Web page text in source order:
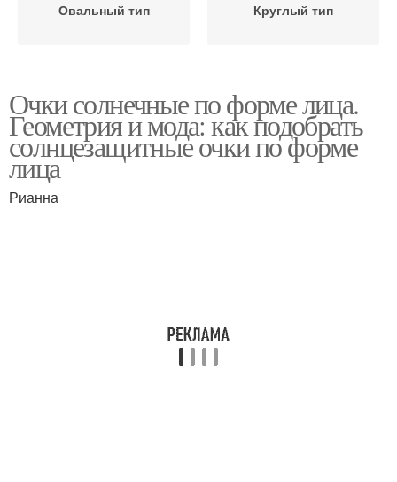
Овальный тип Круглый тип
Очки солнечные по форме лица.
Геометрия и мода: как подобрать
солнцезащитные очки по форме
лица
Рианна